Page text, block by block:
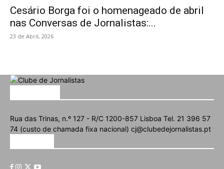
Cesário Borga foi o homenageado de abril
nas Conversas de Jornalistas:...
23 de Abril, 2026
Rua das Trinas, n.º 127 - R/C 1200-857 Lisboa Tel. 21 396 57
74 (custo de chamada fixa nacional) cj@clubedejornalistas.pt